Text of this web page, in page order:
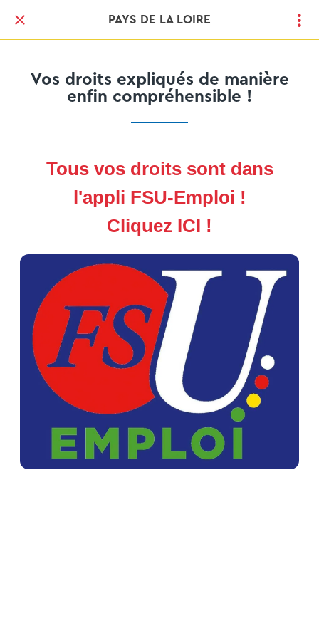
PAYS DE LA LOIRE
Vos droits expliqués de manière
enfin compréhensible !
Tous vos droits sont dans
l'appli FSU-Emploi !
Cliquez ICI !